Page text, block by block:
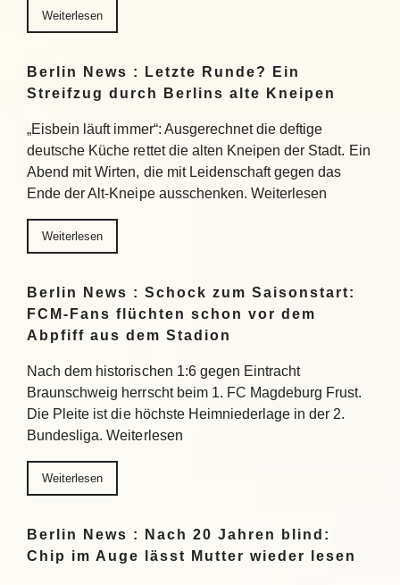
Weiterlesen
Berlin News : Letzte Runde? Ein
Streifzug durch Berlins alte Kneipen
„Eisbein läuft immer“: Ausgerechnet die deftige
deutsche Küche rettet die alten Kneipen der Stadt. Ein
Abend mit Wirten, die mit Leidenschaft gegen das
Ende der Alt-Kneipe ausschenken. Weiterlesen
Weiterlesen
Berlin News : Schock zum Saisonstart:
FCM-Fans flüchten schon vor dem
Abpfiff aus dem Stadion
Nach dem historischen 1:6 gegen Eintracht
Braunschweig herrscht beim 1. FC Magdeburg Frust.
Die Pleite ist die höchste Heimniederlage in der 2.
Bundesliga. Weiterlesen
Weiterlesen
Berlin News : Nach 20 Jahren blind:
Chip im Auge lässt Mutter wieder lesen